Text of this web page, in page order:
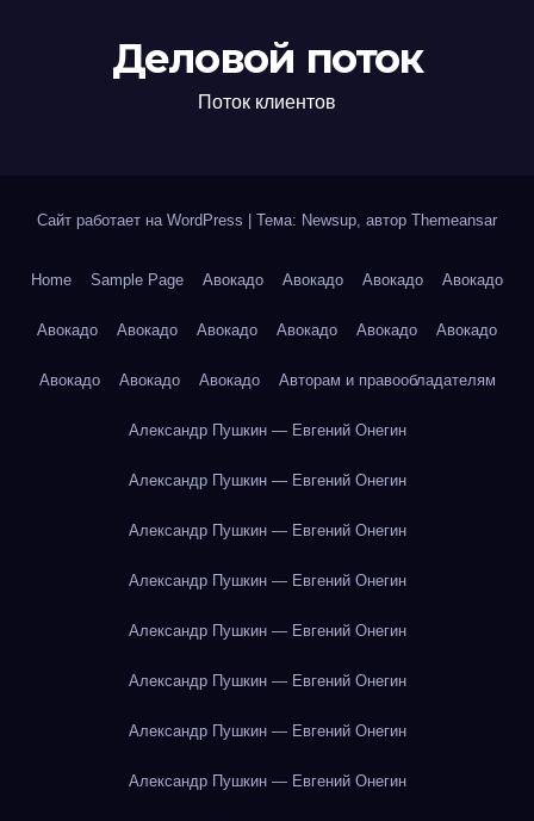
Деловой поток
Поток клиентов
Сайт работает на WordPress Тема: Newsup, автор Themeansar
Home Sample Page Авокадо Авокадо Авокадо Авокадо
Авокадо Авокадо Авокадо Авокадо Авокадо Авокадо
Авокадо Авокадо Авокадо Авторам и правообладателям
Александр Пушкин — Евгений Онегин
Александр Пушкин — Евгений Онегин
Александр Пушкин — Евгений Онегин
Александр Пушкин — Евгений Онегин
Александр Пушкин — Евгений Онегин
Александр Пушкин — Евгений Онегин
Александр Пушкин — Евгений Онегин
Александр Пушкин — Евгений Онегин